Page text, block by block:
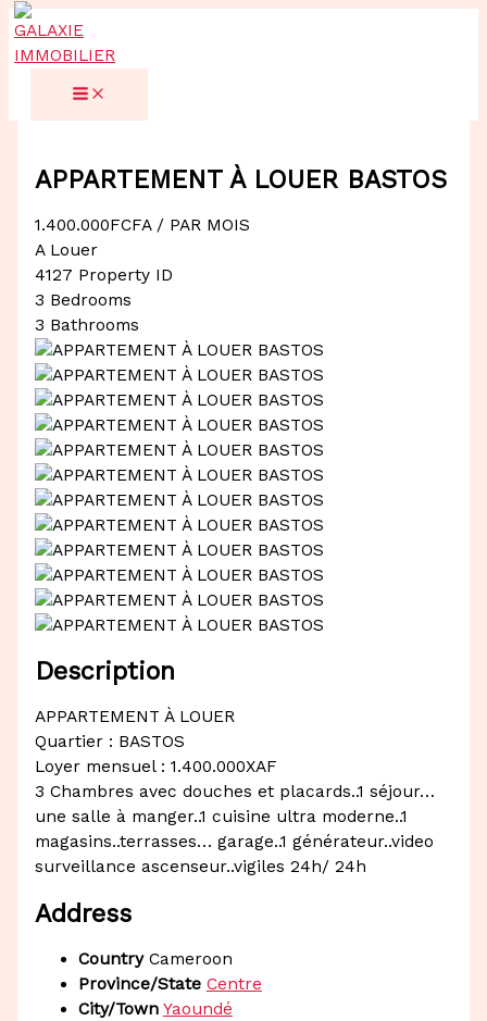
Aller
au
contenu
APPARTEMENT À LOUER BASTOS
1.400.000FCFA / PAR MOIS
A Louer
4127 Property ID
3 Bedrooms
3 Bathrooms
Description
APPARTEMENT À LOUER
Quartier : BASTOS
Loyer mensuel : 1.400.000XAF
3 Chambres avec douches et placards..1 séjour…
une salle à manger..1 cuisine ultra moderne..1
magasins..terrasses… garage..1 générateur..video
surveillance ascenseur..vigiles 24h/ 24h
Address
Country Cameroon
Province/State Centre
City/Town Yaoundé